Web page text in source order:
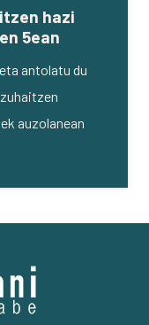
hazi
5ean
antolatu du
auzolanean